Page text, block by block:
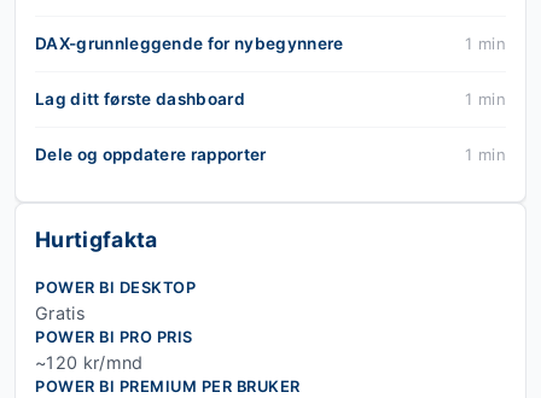
DAX-grunnleggende for nybegynnere 1 min
Lag ditt første dashboard 1 min
Dele og oppdatere rapporter 1 min
Hurtigfakta
POWER BI DESKTOP
Gratis
POWER BI PRO PRIS
~120 kr/mnd
POWER BI PREMIUM PER BRUKER